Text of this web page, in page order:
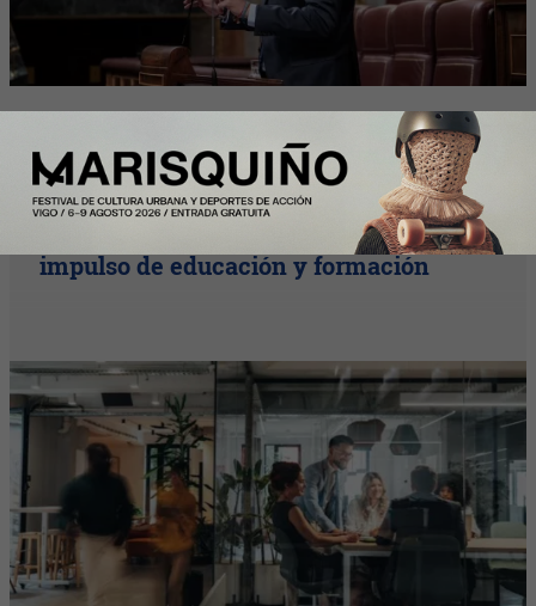
InfoJobs registra más de 50.200
vacantes en julio en Cataluña, con el
impulso de educación y formación